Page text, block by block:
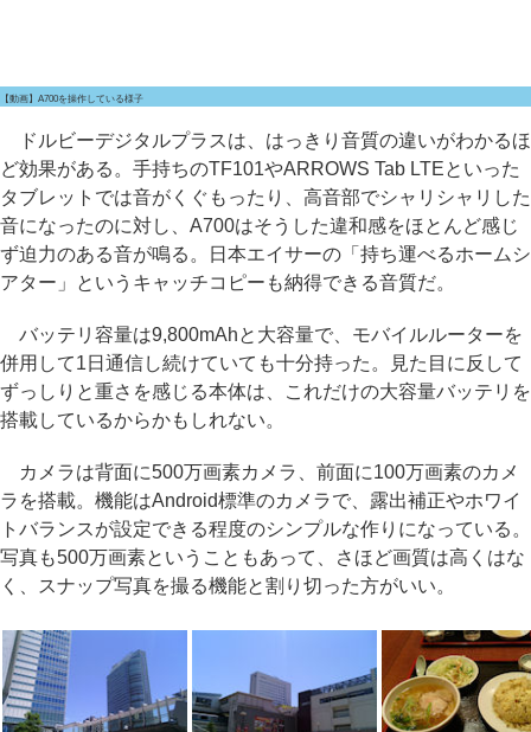
【動画】A700を操作している様子
ドルビーデジタルプラスは、はっきり音質の違いがわかるほ
ど効果がある。手持ちのTF101やARROWS Tab LTEといった
タブレットでは音がくぐもったり、高音部でシャリシャリした
音になったのに対し、A700はそうした違和感をほとんど感じ
ず迫力のある音が鳴る。日本エイサーの「持ち運べるホームシ
アター」というキャッチコピーも納得できる音質だ。
バッテリ容量は9,800mAhと大容量で、モバイルルーターを
併用して1日通信し続けていても十分持った。見た目に反して
ずっしりと重さを感じる本体は、これだけの大容量バッテリを
搭載しているからかもしれない。
カメラは背面に500万画素カメラ、前面に100万画素のカメ
ラを搭載。機能はAndroid標準のカメラで、露出補正やホワイ
トバランスが設定できる程度のシンプルな作りになっている。
写真も500万画素ということもあって、さほど画質は高くはな
く、スナップ写真を撮る機能と割り切った方がいい。